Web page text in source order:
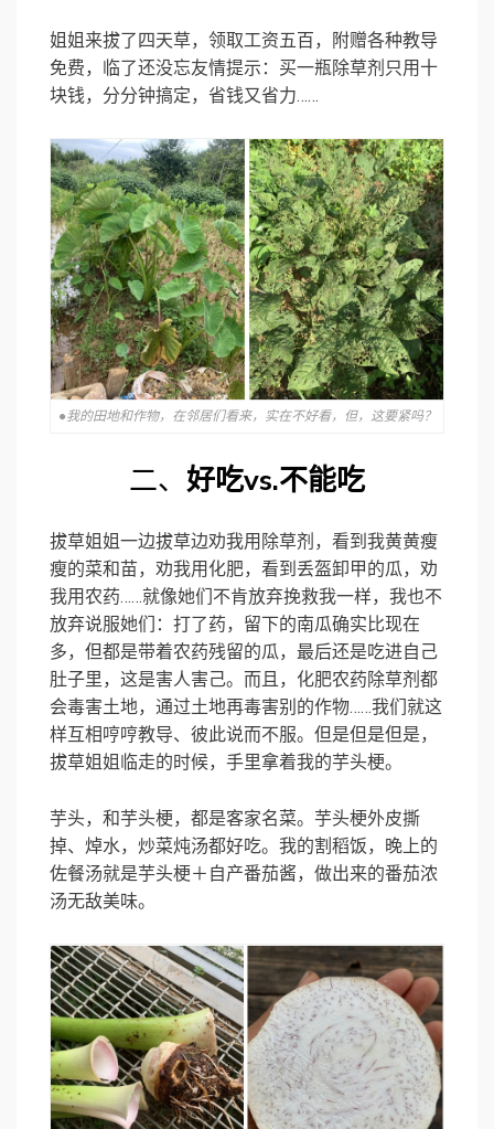
姐姐来拔了四天草，领取工资五百，附赠各种教导
免费，临了还没忘友情提示：买一瓶除草剂只用十
块钱，分分钟搞定，省钱又省力……
●我的田地和作物，在邻居们看来，实在不好看，但，这要紧吗？
二、 好吃vs.不能吃
拔草姐姐一边拔草边劝我用除草剂，看到我黄黄瘦
瘦的菜和苗，劝我用化肥，看到丢盔卸甲的瓜，劝
我用农药……就像她们不肯放弃挽救我一样，我也不
放弃说服她们：打了药，留下的南瓜确实比现在
多，但都是带着农药残留的瓜，最后还是吃进自己
肚子里，这是害人害己。而且，化肥农药除草剂都
会毒害土地，通过土地再毒害别的作物……我们就这
样互相哼哼教导、彼此说而不服。但是但是但是，
拔草姐姐临走的时候，手里拿着我的芋头梗。
芋头，和芋头梗，都是客家名菜。芋头梗外皮撕
掉、焯水，炒菜炖汤都好吃。我的割稻饭，晚上的
佐餐汤就是芋头梗＋自产番茄酱，做出来的番茄浓
汤无敌美味。